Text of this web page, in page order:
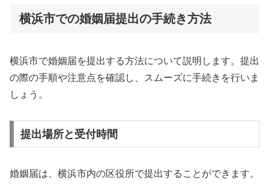
横浜市での婚姻届提出の手続き方法
横浜市で婚姻届を提出する方法について説明します。提出
の際の手順や注意点を確認し、スムーズに手続きを行いま
しょう。
提出場所と受付時間
婚姻届は、横浜市内の区役所で提出することができます。